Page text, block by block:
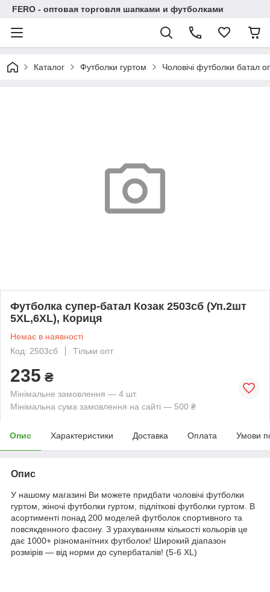
FERO - оптовая торговля шапками и футболками
Каталог Футболки гуртом Чоловічі футболки батал
Футболка супер-батал Козак 2503сб (Уп.2шт
5XL,6XL), Кориця
Немає в наявності
Код: 2503сб
Тільки опт
235 ₴
Мінімальне замовлення — 4 шт.
Мінімальна сума замовлення на сайті — 500 ₴
Опис Характеристики Доставка Оплата Умови
Опис
У нашому магазині Ви можете придбати чоловічі футболки
гуртом, жіночі футболки гуртом, підліткові футболки гуртом. В
асортименті понад 200 моделей футболок спортивного та
повсякденного фасону. З урахуванням кількості кольорів це
дає 1000+ різноманітних футболок! Широкий діапазон
розмірів — від норми до супербаталів! (5-6 XL)